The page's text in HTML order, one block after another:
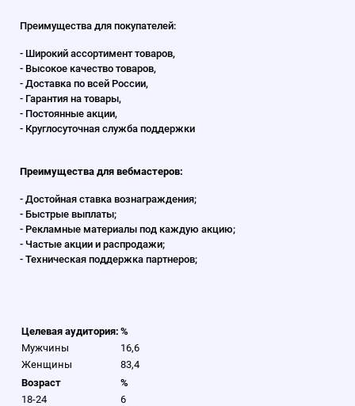
Преимущества для покупателей:
- Широкий ассортимент товаров,
- Высокое качество товаров,
- Доставка по всей России,
- Гарантия на товары,
- Постоянные акции,
- Круглосуточная служба поддержки
Преимущества для вебмастеров:
- Достойная ставка вознаграждения;
- Быстрые выплаты;
- Рекламные материалы под каждую акцию;
- Частые акции и распродажи;
- Техническая поддержка партнеров;
Целевая аудитория: %
Мужчины
16,6
Женщины
83,4
Возраст
%
18-24
6